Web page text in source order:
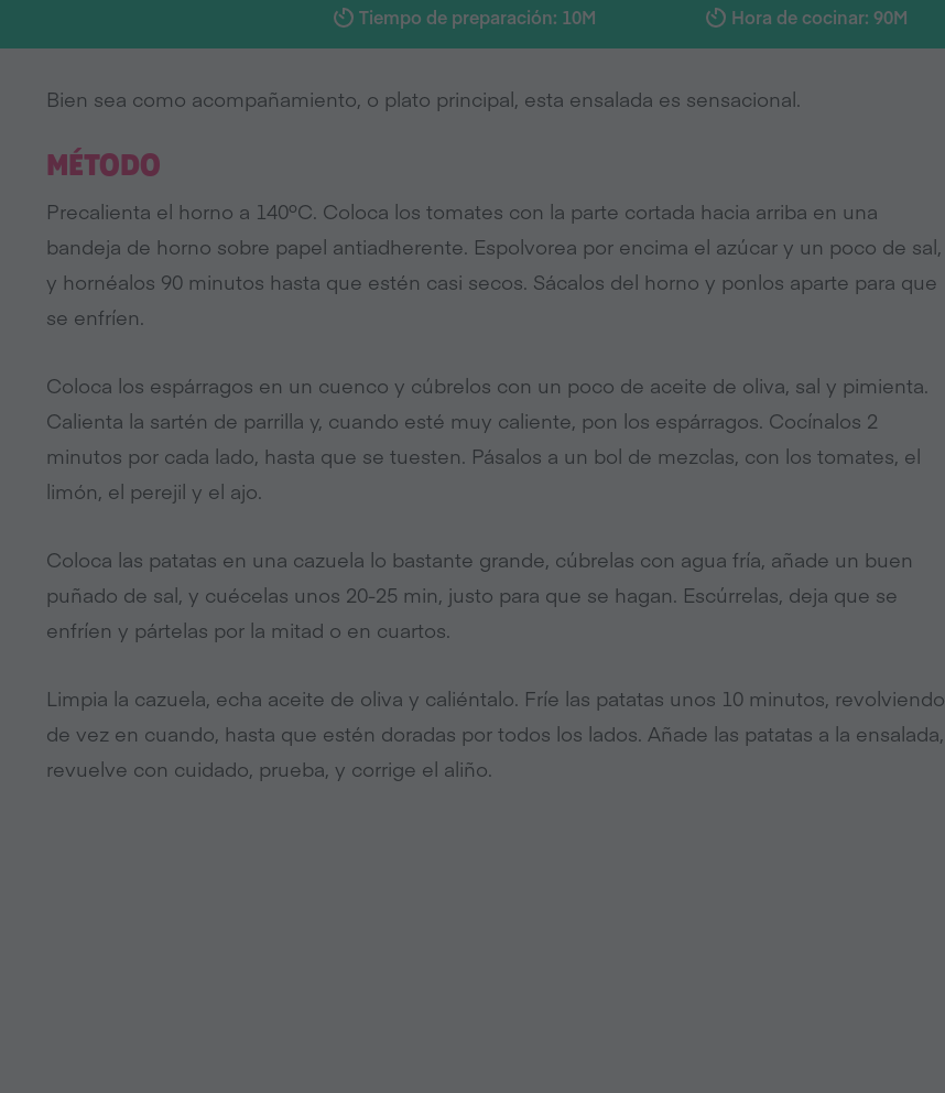
Tiempo de preparación: 10M Hora de cocinar: 90M
Bien sea como acompañamiento, o plato principal, esta ensalada es sensacional.
MÉTODO
Precalienta el horno a 140ºC. Coloca los tomates con la parte cortada hacia arriba en una
bandeja de horno sobre papel antiadherente. Espolvorea por encima el azúcar y un poco de sal,
y hornéalos 90 minutos hasta que estén casi secos. Sácalos del horno y ponlos aparte para que
se enfríen.
Coloca los espárragos en un cuenco y cúbrelos con un poco de aceite de oliva, sal y pimienta.
Calienta la sartén de parrilla y, cuando esté muy caliente, pon los espárragos. Cocínalos 2
minutos por cada lado, hasta que se tuesten. Pásalos a un bol de mezclas, con los tomates, el
limón, el perejil y el ajo.
Coloca las patatas en una cazuela lo bastante grande, cúbrelas con agua fría, añade un buen
puñado de sal, y cuécelas unos 20-25 min, justo para que se hagan. Escúrrelas, deja que se
enfríen y pártelas por la mitad o en cuartos.
Limpia la cazuela, echa aceite de oliva y caliéntalo. Fríe las patatas unos 10 minutos, revolviendo
de vez en cuando, hasta que estén doradas por todos los lados. Añade las patatas a la ensalada,
revuelve con cuidado, prueba, y corrige el aliño.